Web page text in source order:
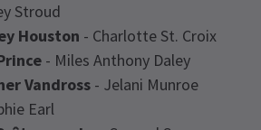
Stroud
Houston - Charlotte St. Croix
- Miles Anthony Daley
Vandross - Jelani Munroe
Earl